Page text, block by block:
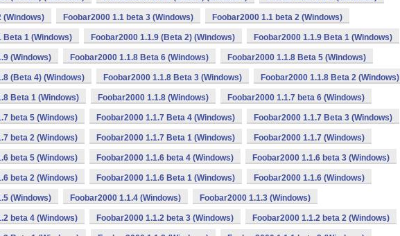
(Windows) Foobar2000 1.1 beta 3 (Windows) Foobar2000 1.1 beta 2 (Windows)
Beta 1 (Windows) Foobar2000 1.1.9 (Beta 2) (Windows) Foobar2000 1.1.9 Beta 1 (Windows)
(Windows) Foobar2000 1.1.8 Beta 6 (Windows) Foobar2000 1.1.8 Beta 5 (Windows)
(Beta 4) (Windows) Foobar2000 1.1.8 Beta 3 (Windows) Foobar2000 1.1.8 Beta 2 (Windows)
Beta 1 (Windows) Foobar2000 1.1.8 (Windows) Foobar2000 1.1.7 beta 6 (Windows)
beta 5 (Windows) Foobar2000 1.1.7 Beta 4 (Windows) Foobar2000 1.1.7 Beta 3 (Windows)
beta 2 (Windows) Foobar2000 1.1.7 Beta 1 (Windows) Foobar2000 1.1.7 (Windows)
beta 5 (Windows) Foobar2000 1.1.6 beta 4 (Windows) Foobar2000 1.1.6 beta 3 (Windows)
beta 2 (Windows) Foobar2000 1.1.6 Beta 1 (Windows) Foobar2000 1.1.6 (Windows)
(Windows) Foobar2000 1.1.4 (Windows) Foobar2000 1.1.3 (Windows)
beta 4 (Windows) Foobar2000 1.1.2 beta 3 (Windows) Foobar2000 1.1.2 beta 2 (Windows)